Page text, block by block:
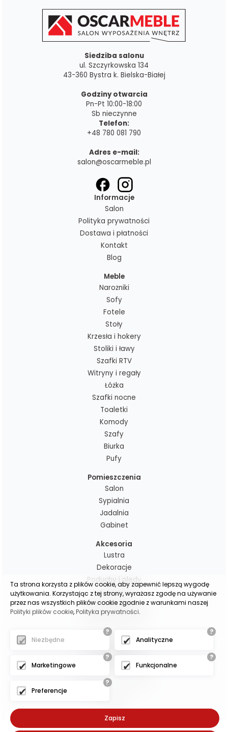
Siedziba salonu
ul. Szczyrkowska 134
43-360 Bystra k. Bielska-Białej
Godziny otwarcia
Pn-Pt 10:00-18:00
Sb nieczynne
Telefon:
+48 780 081 790
Adres e-mail:
salon@oscarmeble.pl
Informacje
Salon
Polityka prywatności
Dostawa i płatności
Kontakt
Blog
Meble
Narożniki
Sofy
Fotele
Stoły
Krzesła i hokery
Stoliki i ławy
Szafki RTV
Witryny i regały
Łóżka
Szafki nocne
Toaletki
Komody
Szafy
Biurka
Pufy
Pomieszczenia
Salon
Sypialnia
Jadalnia
Gabinet
Akcesoria
Lustra
Dekoracje
Poduchy i pledy
Lampy
Zasłony gotowe
Zasłony na wymiar
(c)2025 -
oscarmeble.pl
- - - - - - - - -
Projekt i wykonanie:
Ta strona korzysta z plików cookie, aby zapewnić lepszą wygodę
użytkowania. Korzystając z tej strony, wyrażasz zgodę na używanie
przez nas wszystkich plików cookie zgodnie z warunkami naszej
Polityki plików cookie,Polityka prywatności.
?
Niezbędne
?
Analityczne
?
Marketingowe
?
Funkcjonalne
?
Preferencje
Zapisz